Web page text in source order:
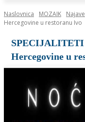
Naslovnica MOZAIK Najave
Hercegovine u restoranu Ivo
SPECIJALITETI
Hercegovine u